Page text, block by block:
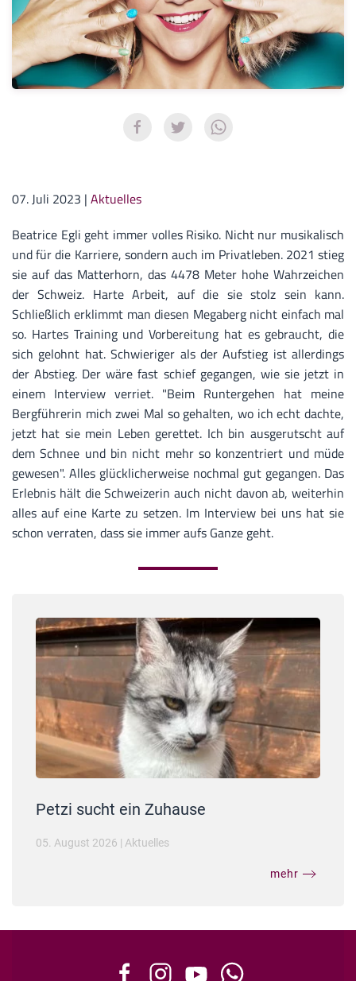
07. Juli 2023 | Aktuelles
Beatrice Egli geht immer volles Risiko. Nicht nur musikalisch
und für die Karriere, sondern auch im Privatleben. 2021 stieg
sie auf das Matterhorn, das 4478 Meter hohe Wahrzeichen
der Schweiz. Harte Arbeit, auf die sie stolz sein kann.
Schließlich erklimmt man diesen Megaberg nicht einfach mal
so. Hartes Training und Vorbereitung hat es gebraucht, die
sich gelohnt hat. Schwieriger als der Aufstieg ist allerdings
der Abstieg. Der wäre fast schief gegangen, wie sie jetzt in
einem Interview verriet. "Beim Runtergehen hat meine
Bergführerin mich zwei Mal so gehalten, wo ich echt dachte,
jetzt hat sie mein Leben gerettet. Ich bin ausgerutscht auf
dem Schnee und bin nicht mehr so konzentriert und müde
gewesen". Alles glücklicherweise nochmal gut gegangen. Das
Erlebnis hält die Schweizerin auch nicht davon ab, weiterhin
alles auf eine Karte zu setzen. Im Interview bei uns hat sie
schon verraten, dass sie immer aufs Ganze geht.
Petzi sucht ein Zuhause
05. August 2026 | Aktuelles
mehr